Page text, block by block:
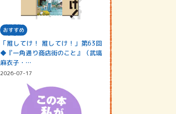
おすすめ
「推してけ！ 推してけ！」第63回
◆『一角通り商店街のこと』（武塙
麻衣子・…
2026-07-17